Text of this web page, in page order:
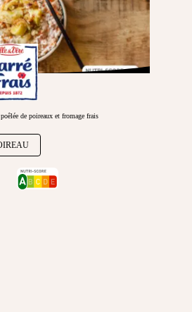
de poireaux et fromage frais